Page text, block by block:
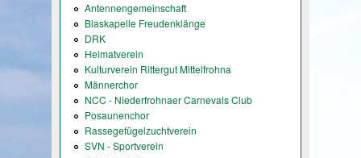
Antennengemeinschaft
Blaskapelle Freudenklänge
DRK
Heimatverein
Kulturverein Rittergut Mittelfrohna
Männerchor
NCC - Niederfrohnaer Carnevals Club
Posaunenchor
Rassegefügelzuchtverein
SVN - Sportverein